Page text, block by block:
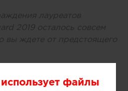
лауреатов
2019 осталось совсем
вы ждете от предстоящего
ожиданий, считаю,
обманчивы и привести
файлы